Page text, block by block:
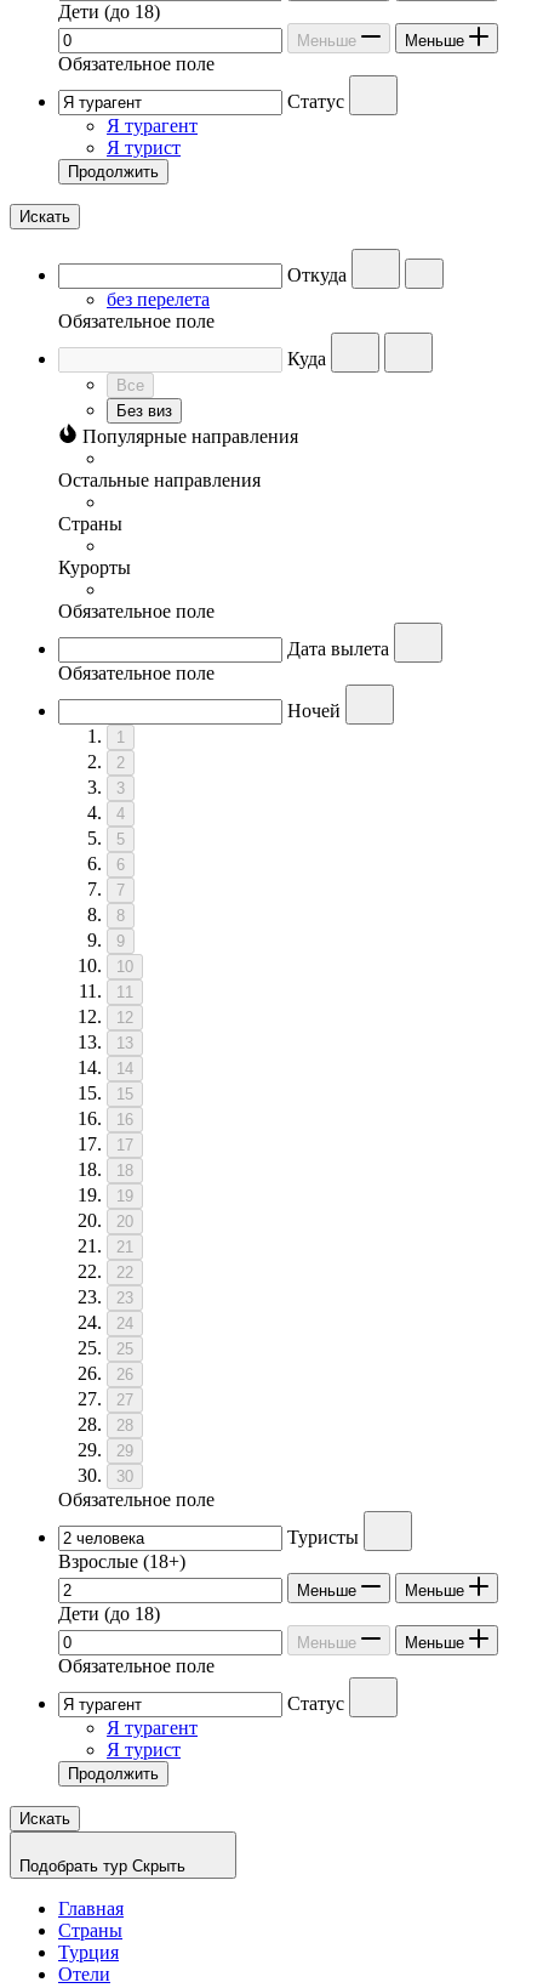
Дети (до 18)
Меньше Меньше
Обязательное поле
Статус
Я турагент
Я турист
Продолжить
Искать
Откуда
без перелета
Обязательное поле
Куда
Все
Без виз
Популярные направления
Остальные направления
Страны
Курорты
Обязательное поле
Дата вылета
Обязательное поле
Ночей
1
2
3
4
5
6
7
8
9
10
11
12
13
14
15
16
17
18
19
20
21
22
23
24
25
26
27
28
29
30
Обязательное поле
Туристы
Взрослые (18+)
Меньше Меньше
Дети (до 18)
Меньше Меньше
Обязательное поле
Статус
Я турагент
Я турист
Продолжить
Искать
Подобрать тур Скрыть
Главная
Страны
Турция
Отели